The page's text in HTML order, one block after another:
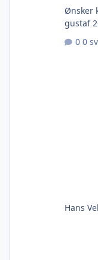
Ønsker
gustaf
0
Hans